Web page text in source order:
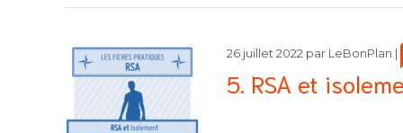
5. RSA et
26 juillet 2022 par LeBonPlan